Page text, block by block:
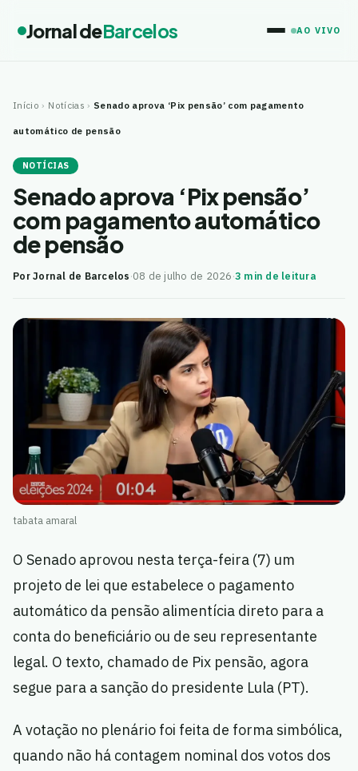
Jornal deBarcelos AO VIVO
Início › Notícias › Senado aprova ‘Pix pensão’ com pagamento
automático de pensão
NOTÍCIAS
Senado aprova ‘Pix pensão’
com pagamento automático
de pensão
Por Jornal de Barcelos·08 de julho de 2026·3 min de leitura
tabata amaral
O Senado aprovou nesta terça-feira (7) um
projeto de lei que estabelece o pagamento
automático da pensão alimentícia direto para a
conta do beneficiário ou de seu representante
legal. O texto, chamado de Pix pensão, agora
segue para a sanção do presidente Lula (PT).
A votação no plenário foi feita de forma simbólica,
quando não há contagem nominal dos votos dos